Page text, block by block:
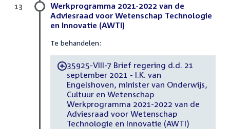
Werkprogramma 2021-2022 van de
Adviesraad voor Wetenschap Technologie
en Innovatie (AWTI)
Te behandelen:
-35925-VIII-7 Brief regering d.d. 21
september 2021 - I.K. van
Engelshoven, minister van Onderwijs,
Cultuur en Wetenschap
Werkprogramma 2021-2022 van de
Adviesraad voor Wetenschap
Technologie en Innovatie (AWTI)
13